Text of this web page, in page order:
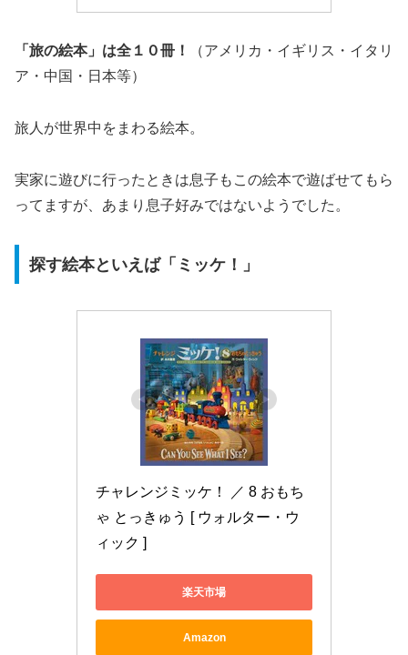
「旅の絵本」は全１０冊！
（アメリカ・イギリス・イタリ
ア・中国・日本等）
旅人が世界中をまわる絵本。
実家に遊びに行ったときは息子もこの絵本で遊ばせてもら
ってますが、あまり息子好みではないようでした。
探す絵本といえば「ミッケ！」
チャレンジミッケ！ ／ 8 おもち
ゃ とっきゅう [ ウォルター・ウ
ィック ]
楽天市場
Amazon